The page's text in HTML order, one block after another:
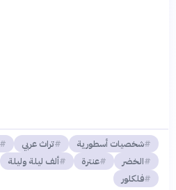
شخصيات أسطورية تراث عربي
الخضر
عنترة ألف ليلة وليلة
فلكلور